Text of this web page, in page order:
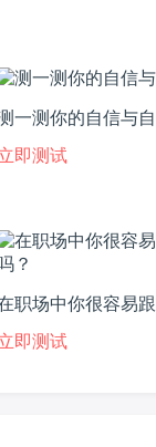
一测你的自信与
即测试
职场中你很容易
？
即测试